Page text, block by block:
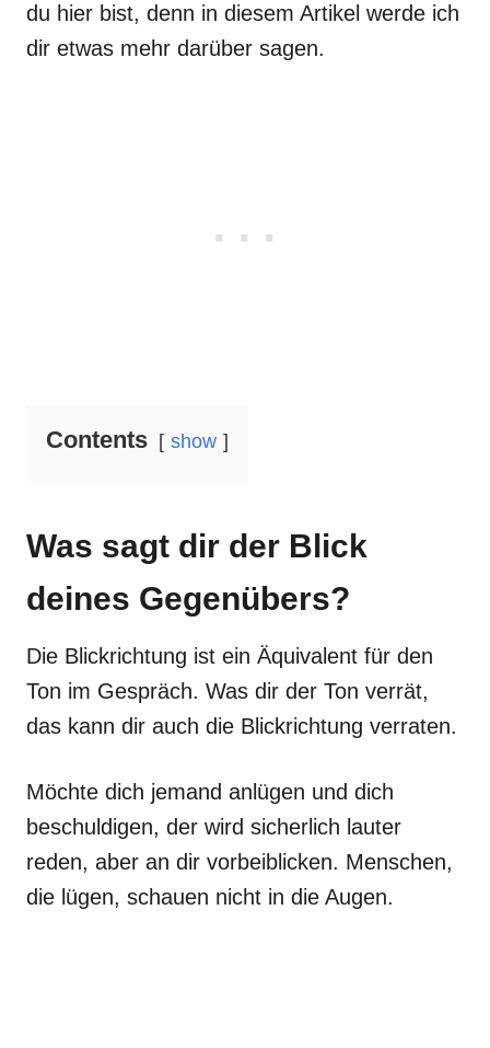
du hier bist, denn in diesem Artikel werde ich
dir etwas mehr darüber sagen.
Contents show
Was sagt dir der Blick
deines Gegenübers?
Die Blickrichtung ist ein Äquivalent für den
Ton im Gespräch. Was dir der Ton verrät,
das kann dir auch die Blickrichtung verraten.
Möchte dich jemand anlügen und dich
beschuldigen, der wird sicherlich lauter
reden, aber an dir vorbeiblicken. Menschen,
die lügen, schauen nicht in die Augen.